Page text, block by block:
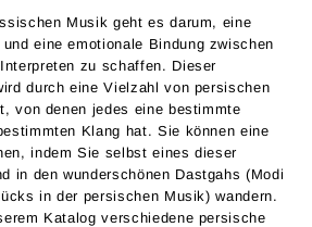
Musik geht es darum, eine
eine emotionale Bindung zwischen
zu schaffen. Dieser
durch eine Vielzahl von persischen
von denen jedes eine bestimmte
Klang hat. Sie können eine
indem Sie selbst eines dieser
in den wunderschönen Dastgahs (Modi
in der persischen Musik) wandern.
Katalog verschiedene persische